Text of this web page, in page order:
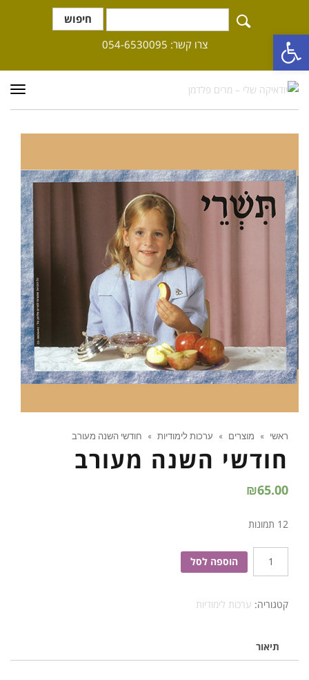
חיפוש
צרו קשר: 054-6530095
ראשי » מוצרים » ערכות לימודיות » חודשי השנה מעורב
חודשי השנה מעורב
₪65.00
12 תמונות
כמות
של
השנה
הוספה לסל
קטגוריה: ערכות לימודיות
תיאור
פתח סרגל נגישות